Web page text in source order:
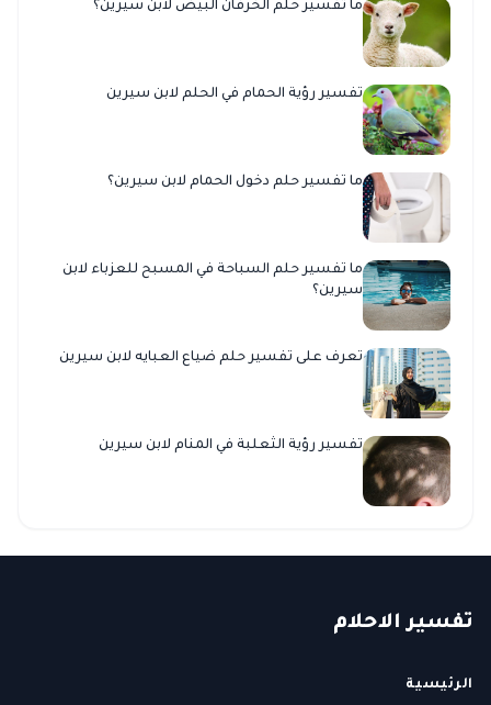
ما تفسير حلم الخرفان البيض لابن سيرين؟
تفسير رؤية الحمام في الحلم لابن سيرين
ما تفسير حلم دخول الحمام لابن سيرين؟
ما تفسير حلم السباحة في المسبح للعزباء لابن
سيرين؟
تعرف على تفسير حلم ضياع العبايه لابن سيرين
تفسير رؤية الثعلبة في المنام لابن سيرين
تفسير الاحلام
الرئيسية